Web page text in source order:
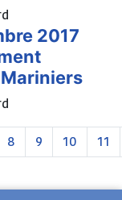
2017
Page 7 sur 11
8 9 10 11